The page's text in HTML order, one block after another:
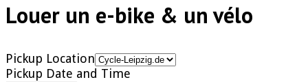
Louer un e-bike & un vélo
Pickup Location
Pickup Date and Time